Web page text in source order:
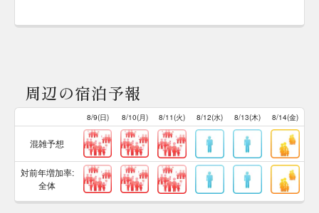
周辺の宿泊予報
8/9(日) 8/10(月) 8/11(火) 8/12(水) 8/13(木) 8/14(金)
混雑予想
対前年増加率:
全体